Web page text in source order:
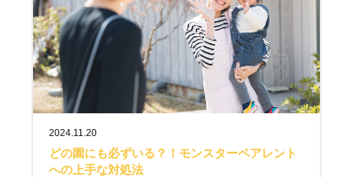
2024.11.20
どの園にも必ずいる？！モンスターペアレント
への上手な対処法